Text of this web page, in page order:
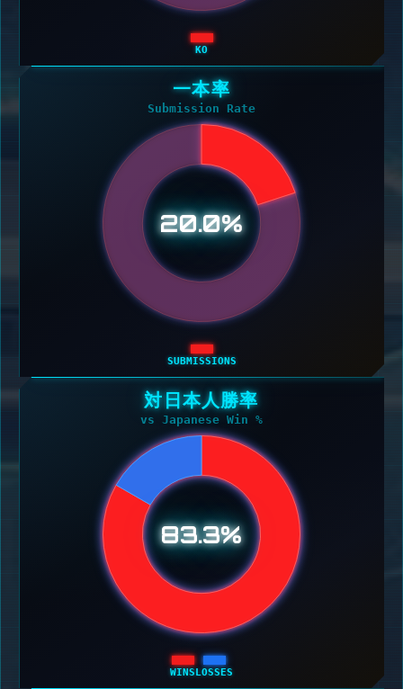
KO
一本率
Submission Rate
20.0%
SUBMISSIONS
対日本人勝率
vs Japanese Win %
83.3%
WINSLOSSES